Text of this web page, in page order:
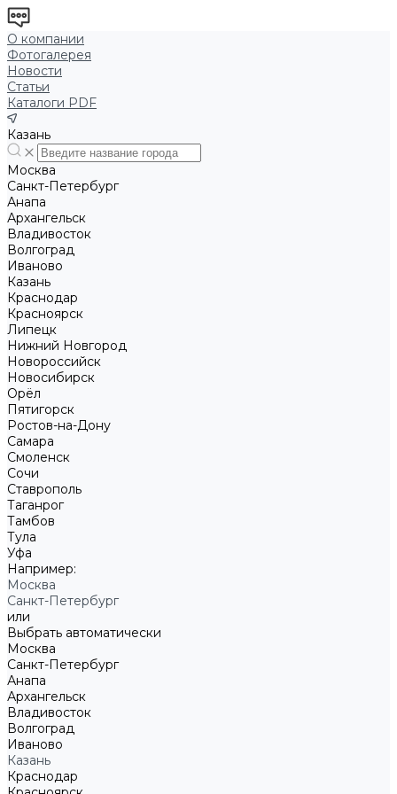
О компании
Фотогалерея
Новости
Статьи
Каталоги PDF
Казань
Москва
Санкт-Петербург
Анапа
Архангельск
Владивосток
Волгоград
Иваново
Казань
Краснодар
Красноярск
Липецк
Нижний Новгород
Новороссийск
Новосибирск
Орёл
Пятигорск
Ростов-на-Дону
Самара
Смоленск
Сочи
Ставрополь
Таганрог
Тамбов
Тула
Уфа
Например:
Москва
Санкт-Петербург
или
Выбрать автоматически
Москва
Санкт-Петербург
Анапа
Архангельск
Владивосток
Волгоград
Иваново
Казань
Краснодар